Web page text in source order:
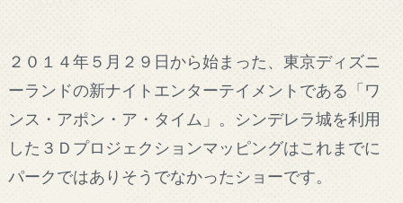
２０１４年５月２９日から始まった、東京ディズニ
ーランドの新ナイトエンターテイメントである「ワ
ンス・アポン・ア・タイム」。シンデレラ城を利用
した３Ｄプロジェクションマッピングはこれまでに
パークではありそうでなかったショーです。